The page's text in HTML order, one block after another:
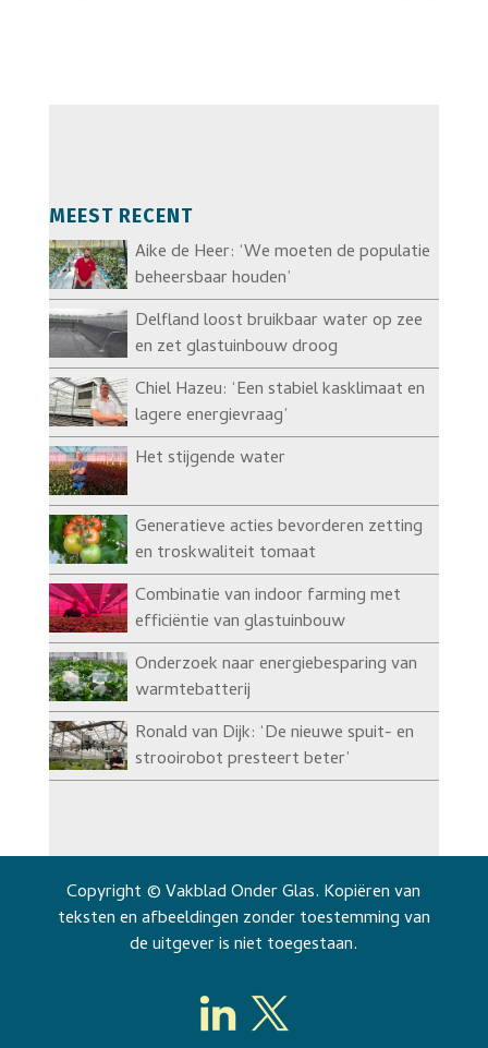
MEEST RECENT
Aike de Heer: ‘We moeten de populatie
beheersbaar houden’
Delfland loost bruikbaar water op zee
en zet glastuinbouw droog
Chiel Hazeu: ‘Een stabiel kasklimaat en
lagere energievraag’
Het stijgende water
Generatieve acties bevorderen zetting
en troskwaliteit tomaat
Combinatie van indoor farming met
efficiëntie van glastuinbouw
Onderzoek naar energiebesparing van
warmtebatterij
Ronald van Dijk: ‘De nieuwe spuit- en
strooirobot presteert beter’
Copyright © Vakblad Onder Glas. Kopiëren van
teksten en afbeeldingen zonder toestemming van
de uitgever is niet toegestaan.